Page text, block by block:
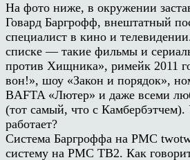
На фото ниже, в окружении
Говард Баргрофф, внештатный
специалист в кино и
списке — такие фильмы и
против Хищника», римейк 2011
вон!», шоу «Закон и порядок»,
BAFTA «Лютер» и даже всеми
(тот самый, что с Камбербэтчем).
работает?
Система Баргроффа на PMC
систему на PMC TB2. Как